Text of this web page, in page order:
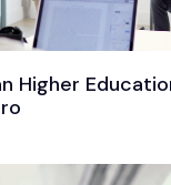
Higher